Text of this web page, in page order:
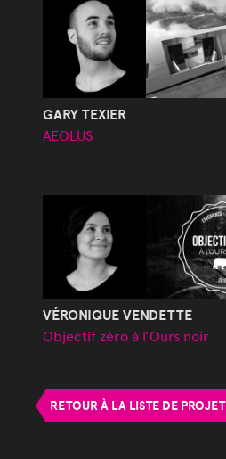
GARY TEXIER
AEOLUS
VÉRONIQUE VENDETTE
Objectif zéro à l’Ours noir
RETOUR À LA LISTE DE PROJET